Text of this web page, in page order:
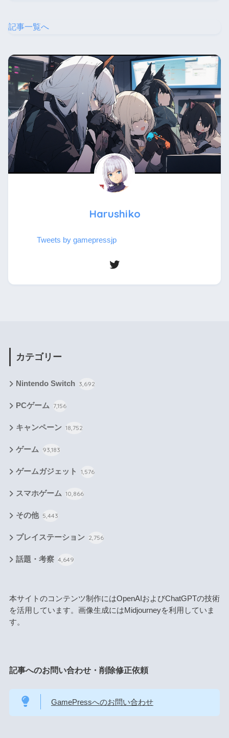
記事一覧へ
Harushiko
Tweets by gamepressjp
カテゴリー
Nintendo Switch 3,692
PCゲーム 7,156
キャンペーン 18,752
ゲーム 93,183
ゲームガジェット 1,576
スマホゲーム 10,866
その他 5,443
プレイステーション 2,756
話題・考察 4,649
本サイトのコンテンツ制作にはOpenAIおよびChatGPTの技術
を活用しています。画像生成にはMidjourneyを利用していま
す。
記事へのお問い合わせ・削除修正依頼
GamePressへのお問い合わせ